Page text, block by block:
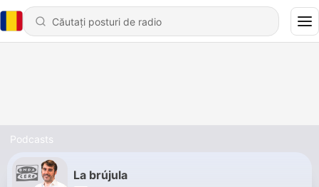
Podcasts
La brújula